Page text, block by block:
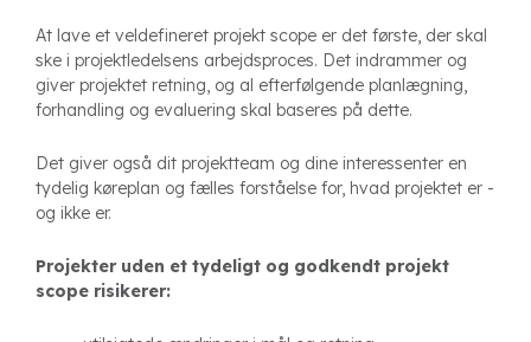
At lave et veldefineret projekt scope er det første, der skal
ske i projektledelsens arbejdsproces. Det indrammer og
giver projektet retning, og al efterfølgende planlægning,
forhandling og evaluering skal baseres på dette.
Det giver også dit projektteam og dine interessenter en
tydelig køreplan og fælles forståelse for, hvad projektet er -
og ikke er.
Projekter uden et tydeligt og godkendt projekt
scope risikerer: